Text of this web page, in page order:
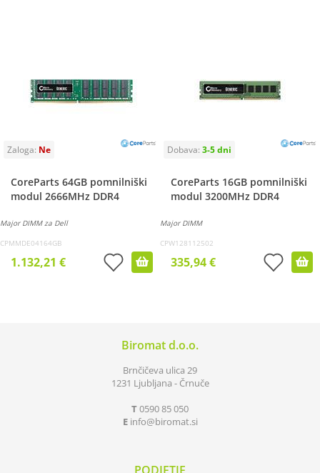
CoreParts 64GB pomnilniški
modul 2666MHz DDR4
Major DIMM za Dell
CPMMDE04164GB
1.132,21 €
CoreParts 16GB pomnilniški
modul 3200MHz DDR4
Major DIMM
CPW128112502
335,94 €
Biromat d.o.o.
Brnčičeva ulica 29
1231 Ljubljana - Črnuče
T0590 85 050
E info biromat.si